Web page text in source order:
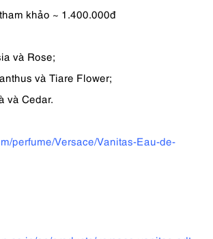
khảo ~ 1.400.000đ
và Rose;
và Tiare Flower;
và Cedar.
perfume/Versace/Vanitas-Eau-de-